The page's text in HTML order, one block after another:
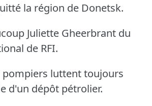
la région de Donetsk.
Juliette Gheerbrant du
de RFI.
pompiers luttent toujours
d'un dépôt pétrolier.